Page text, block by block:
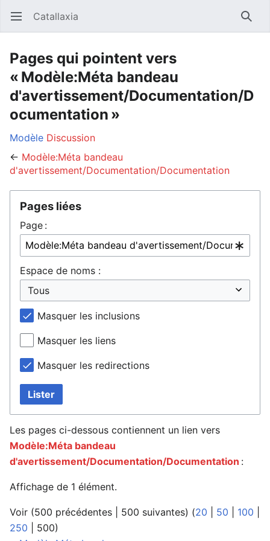
Ouvrir le menu principal Catallaxia
Pages qui pointent vers
« Modèle:Méta bandeau
d'avertissement/Documentation/D
ocumentation »
Modèle Discussion
← Modèle:Méta bandeau
d'avertissement/Documentation/Documentation
Pages liées
Page :
Espace de noms :
Masquer les inclusions
Masquer les liens
Masquer les redirections
Lister
Les pages ci-dessous contiennent un lien vers
Modèle:Méta bandeau
d'avertissement/Documentation/Documentation :
Affichage de 1 élément.
Voir (500 précédentes 500 suivantes) (20 50 100
250
500)